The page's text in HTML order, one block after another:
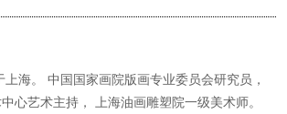
海。 中国国家画院版画专业委员会研究员，
心艺术主持， 上海油画雕塑院一级美术师。